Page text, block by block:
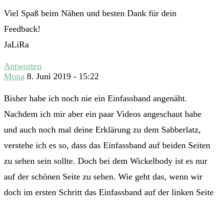
Viel Spaß beim Nähen und besten Dank für dein
Feedback!
JaLiRa
Antworten
Mona 8. Juni 2019 - 15:22
Bisher habe ich noch nie ein Einfassband angenäht.
Nachdem ich mir aber ein paar Videos angeschaut habe
und auch noch mal deine Erklärung zu dem Sabberlatz,
verstehe ich es so, dass das Einfassband auf beiden Seiten
zu sehen sein sollte. Doch bei dem Wickelbody ist es nur
auf der schönen Seite zu sehen. Wie geht das, wenn wir
doch im ersten Schritt das Einfassband auf der linken Seite